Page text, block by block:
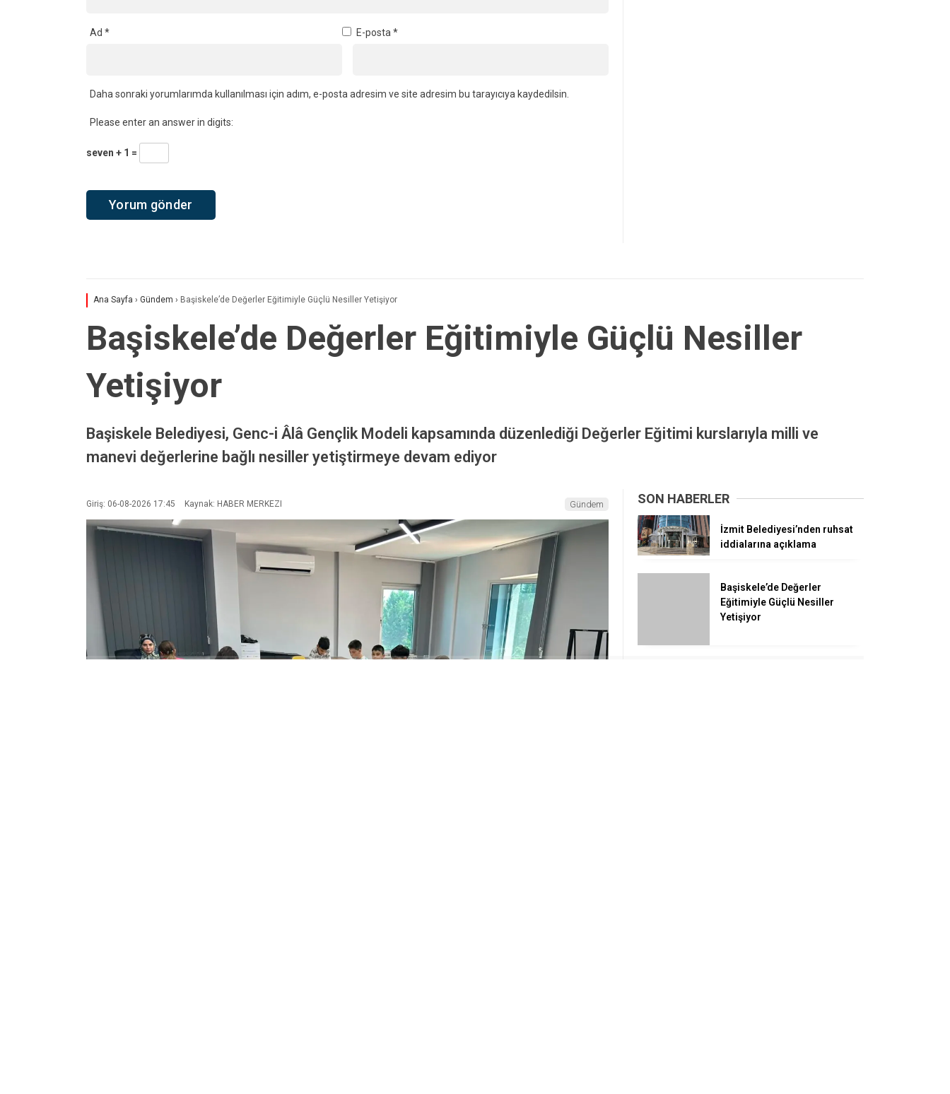
Ad * E-posta *
Daha sonraki yorumlarımda kullanılması için adım, e-posta adresim ve site adresim bu tarayıcıya kaydedilsin.
Please enter an answer in digits:
seven + 1 =
Ana Sayfa › Gündem › Başiskele’de Değerler Eğitimiyle Güçlü Nesiller Yetişiyor
Başiskele’de Değerler Eğitimiyle Güçlü Nesiller
Yetişiyor
Başiskele Belediyesi, Genc-i Âlâ Gençlik Modeli kapsamında düzenlediği Değerler Eğitimi kurslarıyla milli ve
manevi değerlerine bağlı nesiller yetiştirmeye devam ediyor
Giriş: 06-08-2026 17:45 Kaynak: HABER MERKEZI Gündem SON HABERLER
İzmit Belediyesi’nden ruhsat
iddialarına açıklama
Başiskele’de Değerler
Eğitimiyle Güçlü Nesiller
Yetişiyor